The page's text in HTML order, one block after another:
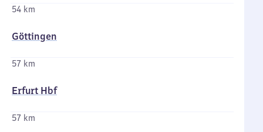
54 km
Göttingen
57 km
Erfurt Hbf
57 km